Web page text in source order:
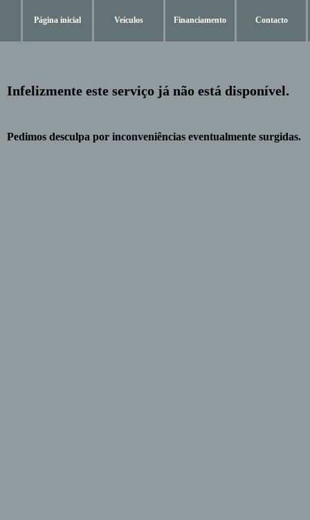
Página inicial Veículos Financiamento Contacto
Infelizmente este serviço já não está disponível.
Pedimos desculpa por inconveniências eventualmente surgidas.